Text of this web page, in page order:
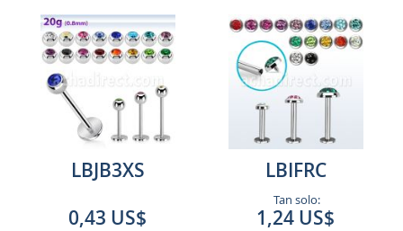
LBJB3XS
0,43 US$
LBIFRC
Tan solo:
1,24 US$